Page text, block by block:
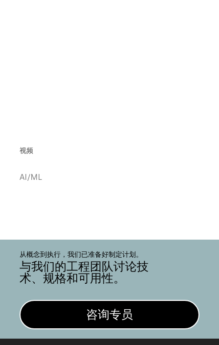
视频
AI/ML
从概念到执行，我们已准备好制定计划。
与我们的工程团队讨论技
术、规格和可用性。
咨询专员